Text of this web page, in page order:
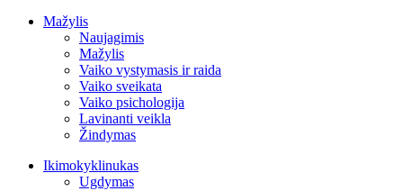
Mažylis
Naujagimis
Mažylis
Vaiko vystymasis ir raida
Vaiko sveikata
Vaiko psichologija
Lavinanti veikla
Žindymas
Ikimokyklinukas
Ugdymas